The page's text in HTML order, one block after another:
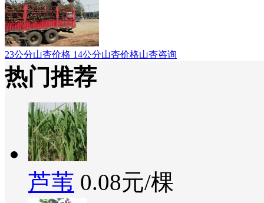
23公分山杏价格 14公分山杏价格山杏咨询
热门推荐
芦苇 0.08元/棵